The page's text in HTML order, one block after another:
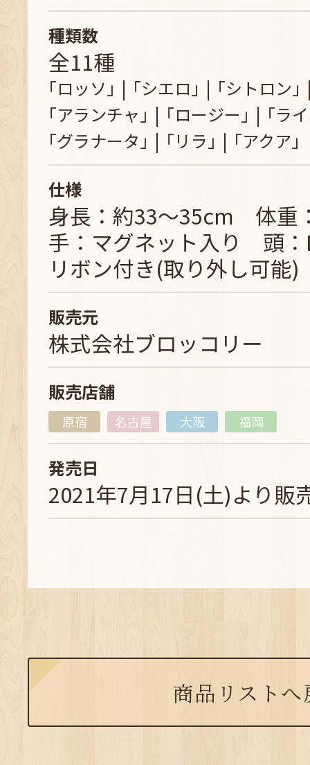
種類数
全11種
｢ロッソ｣ ｢シエロ｣
｢シトロン｣
｢アランチャ｣
｢ロージー｣
｢ラ
｢グラナータ｣
｢リラ｣
｢アクア｣
仕様
身長：約33～35cm 体
手：マグネット入り 頭
リボン付き(取り外し可能)
販売元
株式会社ブロッコリー
販売店舗
原宿 名古屋 大阪 福岡
発売日
2021年7月17日(土)より販
商品リストへ